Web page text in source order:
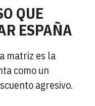
QUE
ESPAÑA
matriz es la
como un
agresivo.